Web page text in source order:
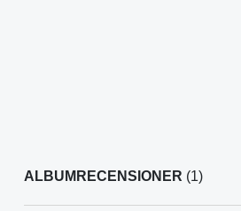
ALBUMRECENSIONER (1)